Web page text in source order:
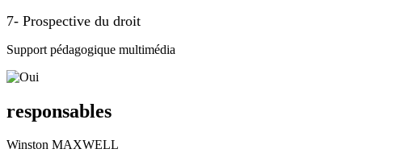
7- Prospective du droit
Support pédagogique multimédia
responsables
Winston MAXWELL